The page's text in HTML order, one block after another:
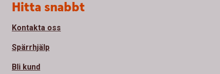
Sidfot
Hitta snabbt
Kontakta oss
Spärrhjälp
Bli kund